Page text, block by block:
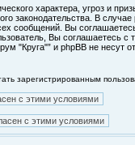
характера, угроз и
законодательства. В
сообщений. Вы
Вы соглашаетесь
и phpBB не несут
зарегистрированным